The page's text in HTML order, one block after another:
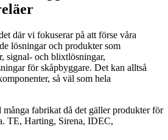
där vi fokuserar på att förse våra
lösningar och produkter som
signal- och blixtlösningar,
för skåpbyggare. Det kan alltså
så väl som hela
fabrikat då det gäller produkter för
TE, Harting, Sirena, IDEC,